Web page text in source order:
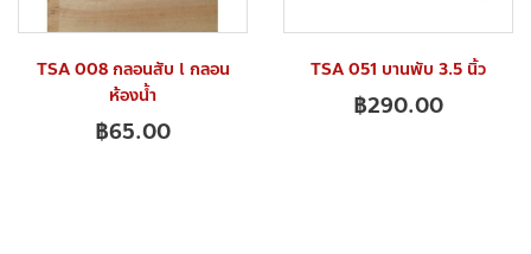
TSA 008 กลอนสับ l กลอน
ห้องน้ำ
฿65.00
TSA 051 บานพับ 3.5 นิ้ว
฿290.00